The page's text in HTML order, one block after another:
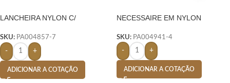
LANCHEIRA NYLON C/
SKU: PA004857-7
- +
ADICIONAR A COTAÇÃO
NECESSAIRE EM NYLON
SKU: PA004941-4
- +
ADICIONAR A COTAÇÃO